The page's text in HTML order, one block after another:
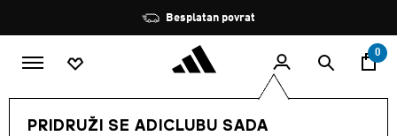
Zaustavi
rotaciju
Besplatan povrat
0
PRIDRUŽI SE ADICLUBU SADA